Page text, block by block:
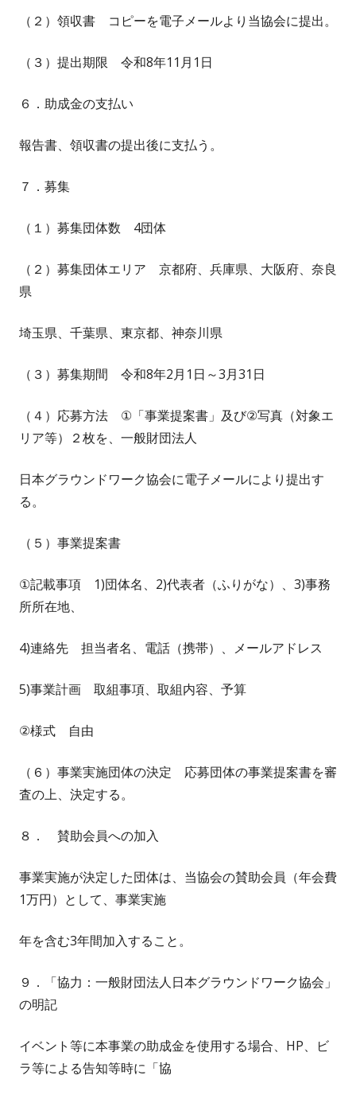
（２）領収書 コピーを電子メールより当協会に提出。
（３）提出期限 令和8年11月1日
６．助成金の支払い
報告書、領収書の提出後に支払う。
７．募集
（１）募集団体数 4団体
（２）募集団体エリア 京都府、兵庫県、大阪府、奈良
県
埼玉県、千葉県、東京都、神奈川県
（３）募集期間 令和8年2月1日～3月31日
（４）応募方法 ①「事業提案書」及び②写真（対象エ
リア等）２枚を、一般財団法人
日本グラウンドワーク協会に電子メールにより提出す
る。
（５）事業提案書
①記載事項 1)団体名、2)代表者（ふりがな）、3)事務
所所在地、
4)連絡先 担当者名、電話（携帯）、メールアドレス
5)事業計画 取組事項、取組内容、予算
②様式 自由
（６）事業実施団体の決定 応募団体の事業提案書を審
査の上、決定する。
８． 賛助会員への加入
事業実施が決定した団体は、当協会の賛助会員（年会費
1万円）として、事業実施
年を含む3年間加入すること。
９．「協力：一般財団法人日本グラウンドワーク協会」
の明記
イベント等に本事業の助成金を使用する場合、HP、ビ
ラ等による告知等時に「協